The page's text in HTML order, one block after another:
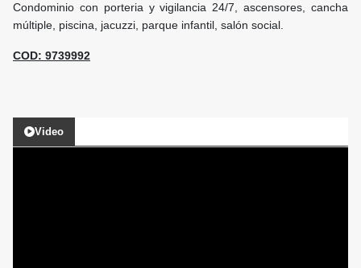
Condominio con porteria y vigilancia 24/7, ascensores, cancha
múltiple, piscina, jacuzzi, parque infantil, salón social.
COD: 9739992
Video